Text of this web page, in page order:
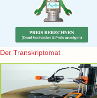
Der Transkriptomat